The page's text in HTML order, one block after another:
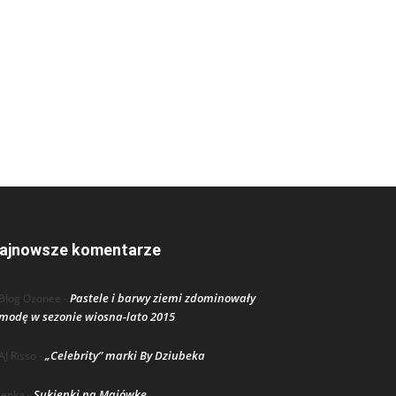
komentarze
Blog Ozonee - Pastele i barwy ziemi zdominowały
w sezonie wiosna-lato 2015
Risso -„Celebrity” marki By Dziubeka